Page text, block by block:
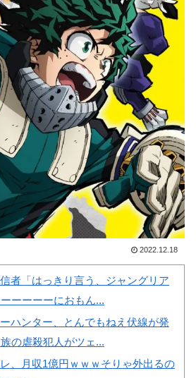
点の
RSS
しかった」「後知恵の諸葛亮ば
かり」
【激震】韓国人「韓国サッカ
ー協会、W杯・五輪で複数回の
性接待を行い審判を買収してい
たことが発覚…（ﾌﾞﾙﾌﾞﾙ」＝
韓国の反応
韓国人「日本ではテーブルに
肘をついてはいけない？日本の
食事マナーが想像以上に厳格す
ぎて韓国人が衝撃！」→「これ
が日本の食事マナーか？‥」
韓国人「韓国サッカー協会W
Powered by livedoor 相互RSS
2022.12.18
信者「はっきり言う、ジャングリア
ーーーーにおもん...
ーハンター、とんでもねえ伏線が発
の虐殺犯人がツェ...
レ、月収1億円ｗｗｗそりゃ外出るの